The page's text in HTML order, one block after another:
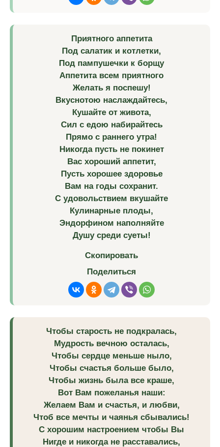
Приятного аппетита
Под салатик и котлетки,
Под пампушечки к борщу
Аппетита всем приятного
Желать я поспешу!
Вкуснотою наслаждайтесь,
Кушайте от живота,
Сил с едою набирайтесь
Прямо с раннего утра!
Никогда пусть не покинет
Вас хороший аппетит,
Пусть хорошее здоровье
Вам на годы сохранит.
С удовольствием вкушайте
Кулинарные плоды,
Эндорфином наполняйте
Душу среди суеты!
Скопировать
Поделиться
Чтобы старость не подкралась,
Мудрость вечною осталась,
Чтобы сердце меньше ныло,
Чтобы счастья больше было,
Чтобы жизнь была все краше,
Вот Вам пожеланья наши:
Желаем Вам и счастья, и любви,
Чтоб все мечты и чаянья сбывались!
С хорошим настроением чтобы Вы
Нигде и никогда не расставались,